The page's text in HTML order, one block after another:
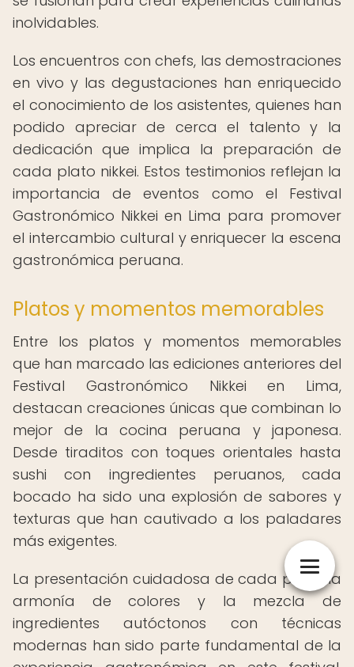
inolvidables.
Los encuentros con chefs, las demostraciones
en vivo y las degustaciones han enriquecido
el conocimiento de los asistentes, quienes han
podido apreciar de cerca el talento y la
dedicación que implica la preparación de
cada plato nikkei. Estos testimonios reflejan la
importancia de eventos como el Festival
Gastronómico Nikkei en Lima para promover
el intercambio cultural y enriquecer la escena
gastronómica peruana.
Platos y momentos memorables
Entre los platos y momentos memorables
que han marcado las ediciones anteriores del
Festival Gastronómico Nikkei en Lima,
destacan creaciones únicas que combinan lo
mejor de la cocina peruana y japonesa.
Desde tiraditos con toques orientales hasta
sushi con ingredientes peruanos, cada
bocado ha sido una explosión de sabores y
texturas que han cautivado a los paladares
más exigentes.
La presentación cuidadosa de cada plato, la
armonía de colores y la mezcla de
ingredientes autóctonos con técnicas
modernas han sido parte fundamental de la